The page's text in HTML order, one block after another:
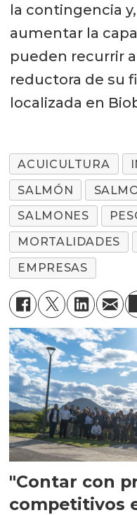
la contingencia
aumentar la
pueden recurrir
reductora de su
localizada en
ACUICULTURA
SALMÓN
SALMONES
MORTALIDADES
EMPRESAS
"Contar con
competitivos